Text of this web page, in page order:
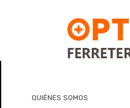
QUIÉNES SOMOS